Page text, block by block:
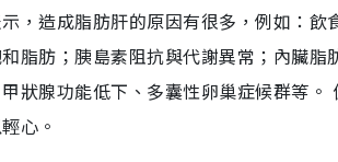
，造成脂肪肝的原因有很多，例如：
脂肪；胰島素阻抗與代謝異常；內臟
狀腺功能低下、多囊性卵巢症候群等
心。